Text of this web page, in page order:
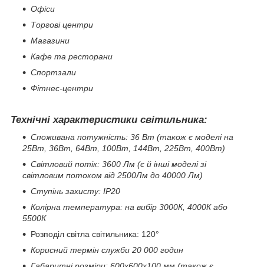
Офіси
Торгові центри
Магазини
Кафе та ресторани
Спортзали
Фітнес-центри
Технічні характеристики світильника:
Споживана потужність: 36 Вт (також є моделі на
25Вт, 36Вт, 64Вт, 100Вт, 144Вт, 225Вт, 400Вт)
Світловий потік: 3600 Лм (є й інші моделі зі
світловим потоком від 2500Лм до 40000 Лм)
Ступінь захисту: IP20
Колірна температура: на вибір 3000К, 4000К або
5500К
Розподіл світла світильника: 120°
Корисний термін служби 20 000 годин